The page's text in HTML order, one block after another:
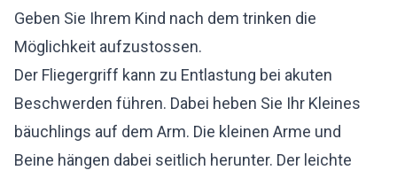
Geben Sie Ihrem Kind nach dem trinken die
Möglichkeit aufzustossen.
Der Fliegergriff kann zu Entlastung bei akuten
Beschwerden führen. Dabei heben Sie Ihr Kleines
bäuchlings auf dem Arm. Die kleinen Arme und
Beine hängen dabei seitlich herunter. Der leichte